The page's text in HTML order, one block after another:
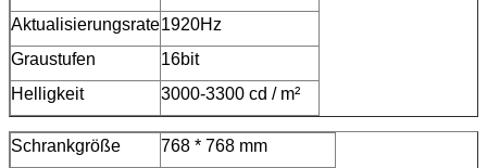
Aktualisierungsrate1920Hz
Graustufen
16bit
Helligkeit
3000-3300 cd / m²
Schrankgröße
768 * 768 mm